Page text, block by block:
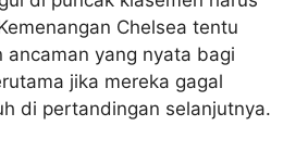
Chelsea tentu
ancaman yang nyata bagi
jika mereka gagal
di pertandingan selanjutnya.